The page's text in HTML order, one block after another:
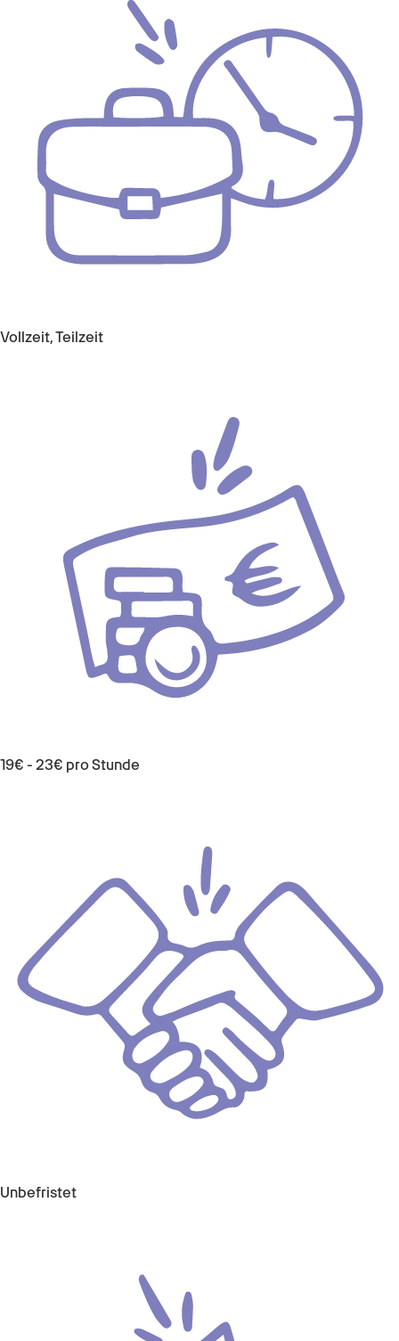
Vollzeit, Teilzeit
19€ - 23€ pro Stunde
Unbefristet